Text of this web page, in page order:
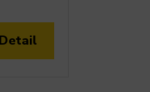
Detail